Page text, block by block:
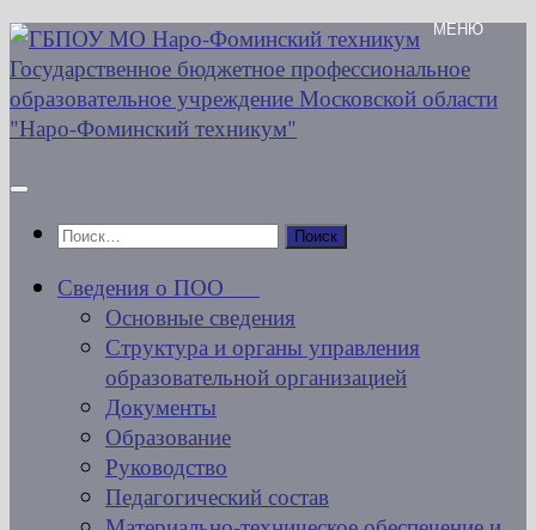
Перейти
к
содержимому
Найти:
Сведения о ПОО
Основные сведения
Структура и органы управления
образовательной организацией
Документы
Образование
Руководство
Педагогический состав